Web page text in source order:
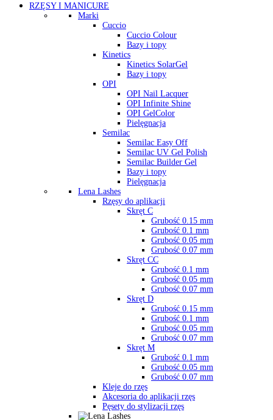
RZĘSY I MANICURE
Marki
Cuccio
Cuccio Colour
Bazy i topy
Kinetics
Kinetics SolarGel
Bazy i topy
OPI
OPI Nail Lacquer
OPI Infinite Shine
OPI GelColor
Pielęgnacja
Semilac
Semilac Easy Off
Semilac UV Gel Polish
Semilac Builder Gel
Bazy i topy
Pielęgnacja
Lena Lashes
Rzęsy do aplikacji
Skręt C
Grubość 0.15 mm
Grubość 0.1 mm
Grubość 0.05 mm
Grubość 0.07 mm
Skręt CC
Grubość 0.1 mm
Grubość 0.05 mm
Grubość 0.07 mm
Skręt D
Grubość 0.15 mm
Grubość 0.1 mm
Grubość 0.05 mm
Grubość 0.07 mm
Skręt M
Grubość 0.1 mm
Grubość 0.05 mm
Grubość 0.07 mm
Kleje do rzęs
Akcesoria do aplikacji rzęs
Pęsety do stylizacji rzęs